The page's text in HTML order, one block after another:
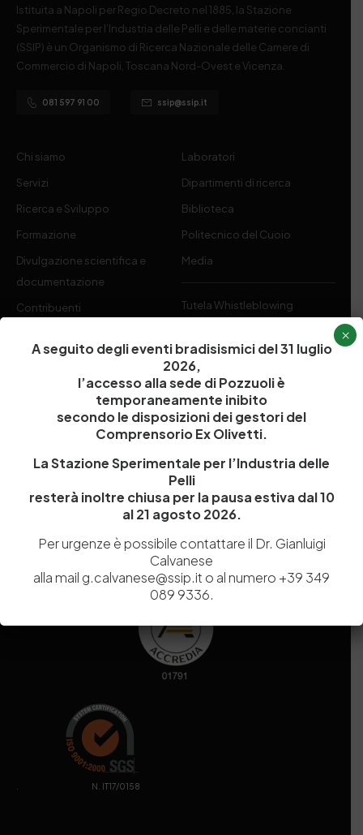
Istituita a Napoli per Regio Decreto nel 1885, la Stazione
Sperimentale per l’Industria delle Pelli e delle materie concianti
(SSIP) è un Organismo di Ricerca Nazionale delle Camere di
Commercio di Napoli, Toscana Nord-Ovest e Vicenza.
081 597 91 00 ssip@ssip.it
Chi siamo
Servizi
Ricerca e Sviluppo
Formazione
Divulgazione scientifica e
documentazione
Contribuenti
Laboratori
Dipartimenti di ricerca
Biblioteca
Politecnico del Cuoio
Media
Tutela Whistleblowing
Codice fiscale e Partita Iva07936981211
NA 920756
Codice di iscrizione all’Anagrafe Nazionale delle Ricerche del
Capitale SocialeEuro9.690.240,00
stazionesperimentaleindustriapelli@legalmail.it
081 5979100
. N. IT17/0158
A seguito degli eventi bradisismici del 31 luglio
2026,
l’accesso alla sede di Pozzuoli è
temporaneamente inibito
secondo le disposizioni dei gestori del
Comprensorio Ex Olivetti.
La Stazione Sperimentale per l’Industria delle
Pelli
resterà inoltre chiusa per la pausa estiva dal 10
al 21 agosto 2026.
Per urgenze è possibile contattare il Dr. Gianluigi
Calvanese
alla mail g.calvanese@ssip.it o al numero +39 349
089 9336.
×